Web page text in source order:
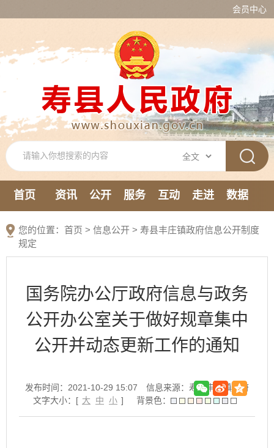
会员中心
首页 资讯 公开 服务 互动 走进
数据
您的位置： 首页 > 信息公开 > 寿县丰庄镇政府信息公开制度
规定
国务院办公厅政府信息与政务
公开办公室关于做好规章集中
公开并动态更新工作的通知
发布时间：2021-10-29 15:07
信息来源：寿县丰庄镇政府
文字大小：[ 大 中 小 ] 背景色：